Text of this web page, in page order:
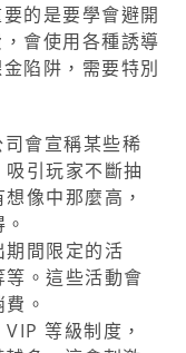
的是要學會避開
會使用各種誘導
陷阱，需要特別
會宣稱某些稀
引玩家不斷抽
像中那麼高，
間限定的活
。這些活動會
。
等級制度，